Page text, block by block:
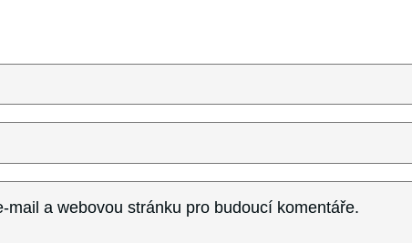
mail a webovou stránku pro budoucí komentáře.